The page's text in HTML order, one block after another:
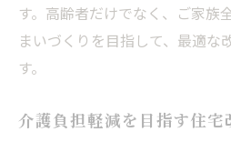
す。高齢者だけでなく、ご家族
まいづくりを目指して、最適な
す。
介護負担軽減を目指す住宅